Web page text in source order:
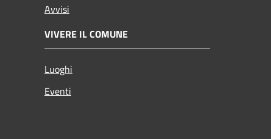
Avvisi
VIVERE IL COMUNE
Luoghi
Eventi